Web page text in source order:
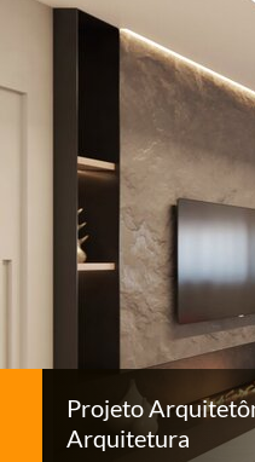
Projeto
Arquitetura